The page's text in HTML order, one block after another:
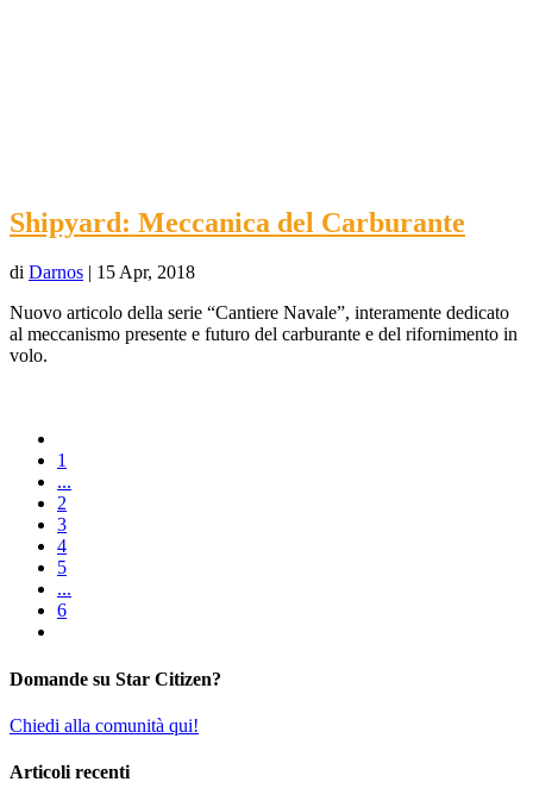
Shipyard: Meccanica del Carburante
di Darnos | 15 Apr, 2018
Nuovo articolo della serie “Cantiere Navale”, interamente dedicato
al meccanismo presente e futuro del carburante e del rifornimento in
volo.
1
...
2
3
4
5
...
6
Domande su Star Citizen?
Chiedi alla comunità qui!
Articoli recenti